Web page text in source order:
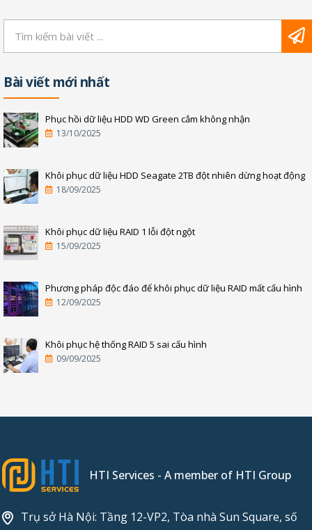
Bài viết mới nhất
Phục hồi dữ liệu HDD WD Green cắm không nhận
13/10/2025
Khôi phục dữ liệu HDD Seagate 2TB đột nhiên dừng hoạt động
18/09/2025
Khôi phục dữ liệu RAID 1 lỗi đột ngột
15/09/2025
Phương pháp độc đáo để khôi phục dữ liệu RAID mất cấu hình
12/09/2025
Khôi phục hệ thống RAID 5 sai cấu hình
09/09/2025
HTI Services - A member of HTI Group
Trụ sở Hà Nội: Tầng 12-VP2, Tòa nhà Sun Square, số